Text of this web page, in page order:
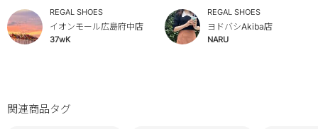
REGAL SHOES
イオンモール広島府中店
37wK
REGAL SHOES
ヨドバシAkiba店
NARU
関連商品タグ